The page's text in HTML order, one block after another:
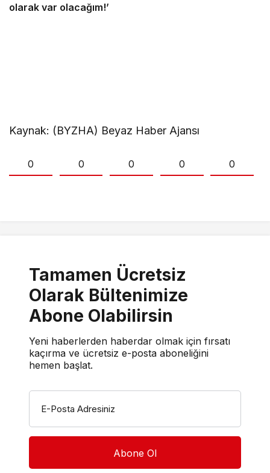
olarak var olacağım!’
Kaynak: (BYZHA) Beyaz Haber Ajansı
0 0 0 0 0
Tamamen Ücretsiz
Olarak Bültenimize
Abone Olabilirsin
Yeni haberlerden haberdar olmak için fırsatı
kaçırma ve ücretsiz e-posta aboneliğini
hemen başlat.
E-Posta Adresiniz